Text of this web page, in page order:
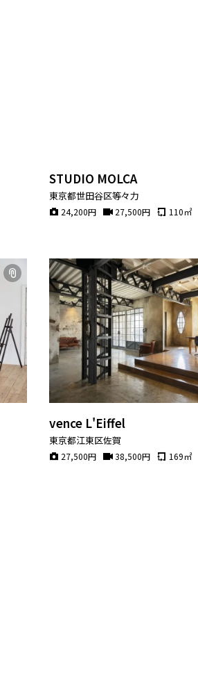
STUDIO MOLCA
東京都世田谷区等々力
24,200円 27,500円 110㎡
vence L'Eiffel
東京都江東区佐賀
27,500円 38,500円 169㎡